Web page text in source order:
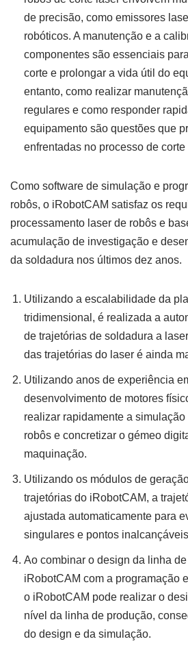
de precisão, como emissores
robóticos. A manutenção e a
componentes são essenciais
corte e prolongar a vida útil do
entanto, como realizar
regulares e como responder
equipamento são questões que
enfrentadas no processo de corte
Como software de simulação e
robôs, o iRobotCAM satisfaz os
processamento laser de robôs e
acumulação de investigação e
da soldadura nos últimos dez anos.
Utilizando a escalabilidade da
tridimensional, é realizada a
de trajetórias de soldadura a
das trajetórias do laser é ainda
Utilizando anos de experiência
desenvolvimento de motores
realizar rapidamente a
robôs e concretizar o gémeo
maquinação.
Utilizando os módulos de
trajetórias do iRobotCAM, a
ajustada automaticamente para
singulares e pontos
Ao combinar o design da linha
iRobotCAM com a programação
o iRobotCAM pode realizar o
nível da linha de produção,
do design e da simulação.